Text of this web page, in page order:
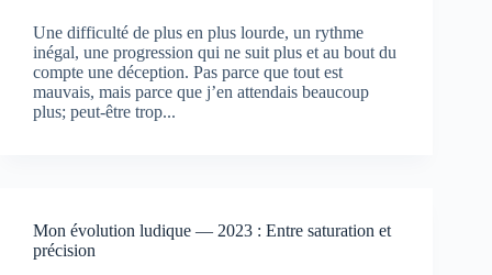
Une difficulté de plus en plus lourde, un rythme
inégal, une progression qui ne suit plus et au bout du
compte une déception. Pas parce que tout est
mauvais, mais parce que j’en attendais beaucoup
plus; peut-être trop...
Mon évolution ludique — 2023 : Entre saturation et
précision